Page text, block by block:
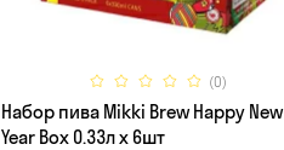
(0)
Набор пива Mikki Brew Happy New
Year Box 0.33л x 6шт